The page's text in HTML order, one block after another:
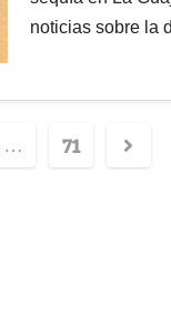
noticias sobre la
… 71